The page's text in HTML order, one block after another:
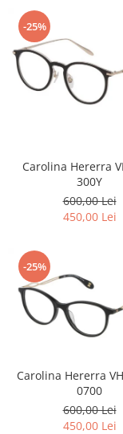
-25%
Carolina Hererra
300Y
600,00 Lei
450,00 Lei
-25%
Carolina Hererra
0700
600,00 Lei
450,00 Lei